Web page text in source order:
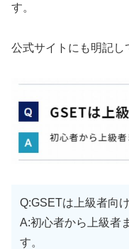
す。
公式サイトにも明記し
Q:GSETは上級者向
A:初心者から上級者
す。